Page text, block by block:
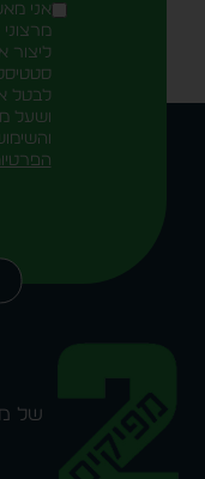
אני
ליצור
לבטל
ושעל
של